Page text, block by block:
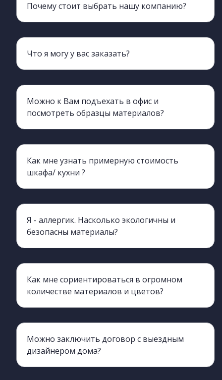
Почему стоит выбрать нашу компанию?
Что я могу у вас заказать?
Можно к Вам подъехать в офис и
посмотреть образцы материалов?
Как мне узнать примерную стоимость
шкафа/ кухни ?
Я - аллергик. Насколько экологичны и
безопасны материалы?
Как мне сориентироваться в огромном
количестве материалов и цветов?
Можно заключить договор с выездным
дизайнером дома?